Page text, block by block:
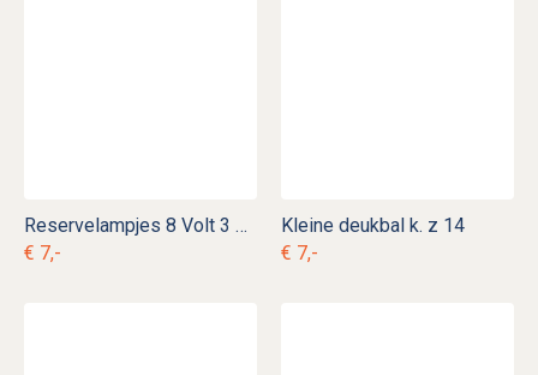
Reservelampjes 8 Volt 3 Watt
€ 7,-
Kleine deukbal k. z 14
€ 7,-